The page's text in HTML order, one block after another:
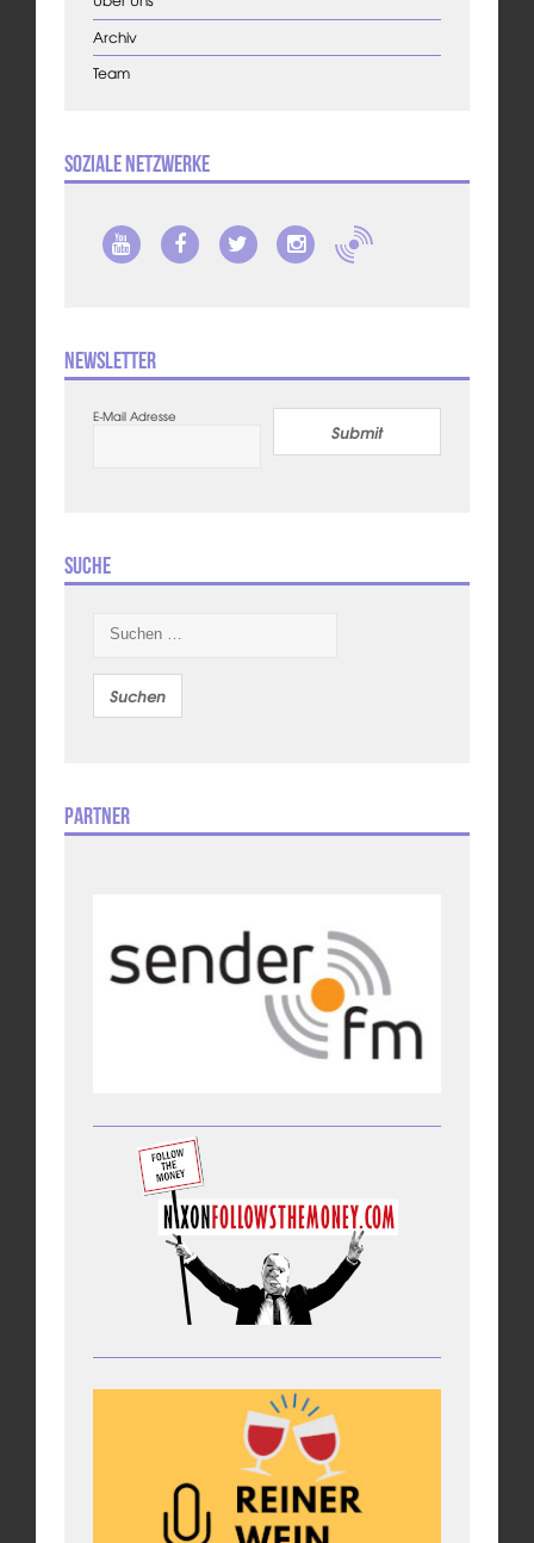
Archiv
Team
Soziale Netzwerke
Newsletter
E-Mail Adresse
Submit
Suche
nach:
Partner